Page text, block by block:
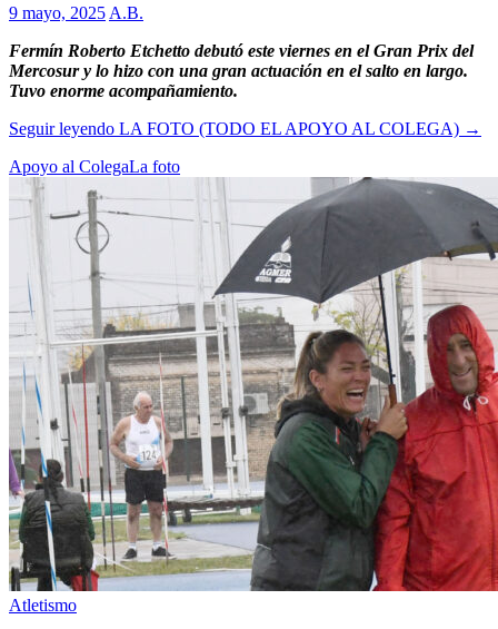
9 mayo, 2025 A.B.
Fermín Roberto Etchetto debutó este viernes en el Gran Prix del
Mercosur y lo hizo con una gran actuación en el salto en largo.
Tuvo enorme acompañamiento.
Seguir leyendo LA FOTO (TODO EL APOYO AL COLEGA) →
Apoyo al ColegaLa foto
Atletismo